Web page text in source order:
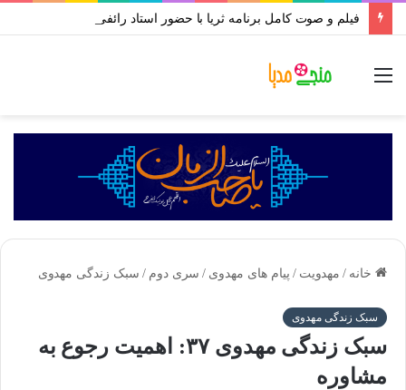
خانه / مهدویت / پیام های مهدوی / سری دوم / سبک زندگی مهدوی
سبک زندگی مهدوی
سبک زندگی مهدوی ۳۷: اهمیت رجوع به
مشاوره